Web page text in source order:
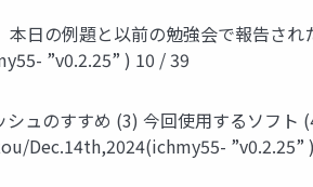
日の例題と以前の勉強会で報告さ
”v0.2.25” ) 10 / 39
ュのすすめ (3) 今回使用するソフ
Dec.14th,2024(ichmy55- ”v0.2.25”